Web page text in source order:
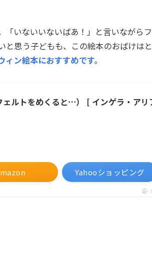
「いないいないばあ！」と言いながら
と思う子どもも、この絵本のおばけは
ィン絵本におすすめです。
ルトをめくると…） [ インゲラ・アリ
Yahooショッピング